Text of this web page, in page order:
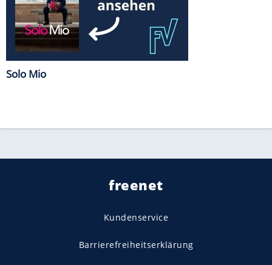
Solo Mio
freenet
Kundenservice
Barrierefreiheitserklärung